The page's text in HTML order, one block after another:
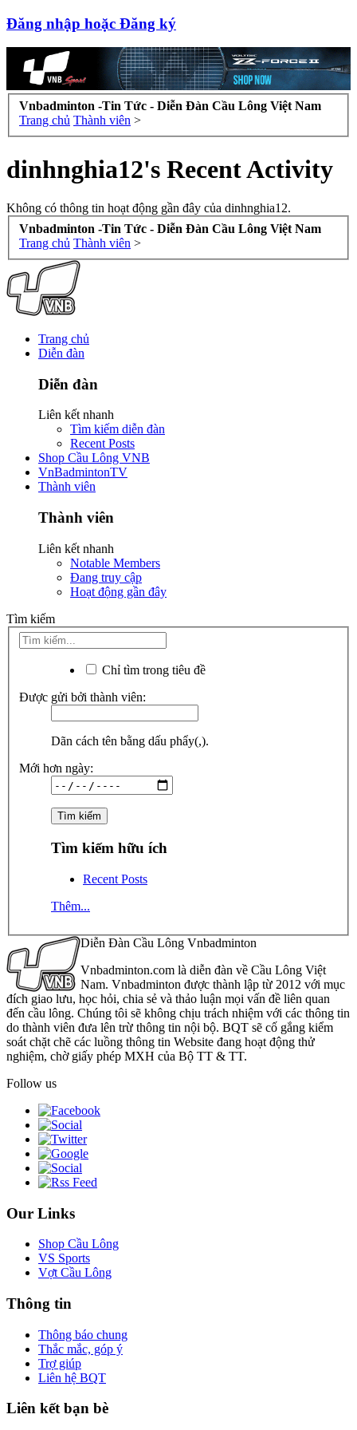
Đăng nhập hoặc Đăng ký
Vnbadminton -Tin Tức - Diễn Đàn Cầu Lông Việt Nam
Trang chủ Thành viên >
dinhnghia12's Recent Activity
Không có thông tin hoạt động gần đây của dinhnghia12.
Vnbadminton -Tin Tức - Diễn Đàn Cầu Lông Việt Nam
Trang chủ Thành viên >
Trang chủ
Diễn đàn
Diễn đàn
Liên kết nhanh
Tìm kiếm diễn đàn
Recent Posts
Shop Cầu Lông VNB
VnBadmintonTV
Thành viên
Thành viên
Liên kết nhanh
Notable Members
Đang truy cập
Hoạt động gần đây
Tìm kiếm
Chỉ tìm trong tiêu đề
Được gửi bởi thành viên:
Dãn cách tên bằng dấu phẩy(,).
Mới hơn ngày:
Tìm kiếm hữu ích
Recent Posts
Thêm...
Diễn Đàn Cầu Lông Vnbadminton
Vnbadminton.com là diễn đàn về Cầu Lông Việt
Nam. Vnbadminton được thành lập từ 2012 với mục
đích giao lưu, học hỏi, chia sẻ và thảo luận mọi vấn đề liên quan
đến cầu lông. Chúng tôi sẽ không chịu trách nhiệm với các thông tin
do thành viên đưa lên trừ thông tin nội bộ. BQT sẽ cố gắng kiểm
soát chặt chẽ các luồng thông tin Website đang hoạt động thử
nghiệm, chờ giấy phép MXH của Bộ TT & TT.
Follow us
Our Links
Shop Cầu Lông
VS Sports
Vợt Cầu Lông
Thông tin
Thông báo chung
Thắc mắc, góp ý
Trợ giúp
Liên hệ BQT
Liên kết bạn bè